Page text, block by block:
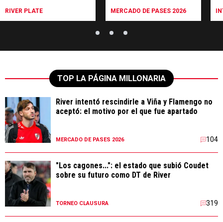
RIVER PLATE MERCADO DE PASES 2026
TOP LA PÁGINA MILLONARIA
River intentó rescindirle a Viña y Flamengo no
aceptó: el motivo por el que fue apartado
MERCADO DE PASES 2026 104
"Los cagones...": el estado que subió Coudet
sobre su futuro como DT de River
TORNEO CLAUSURA 319